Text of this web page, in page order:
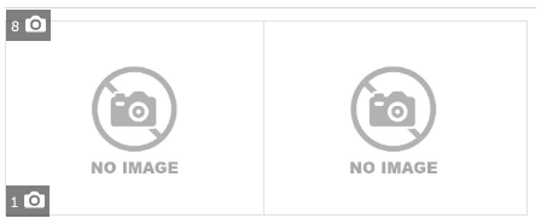
8
1